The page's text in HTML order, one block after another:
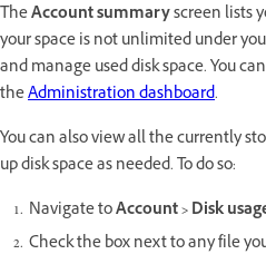
TheAccount summaryscreen lists
your space is not unlimited under
and manage used disk space. You
theAdministration dashboard.
You can also view all the currently
up disk space as needed. To do so:
Navigate toAccount > Disk
Check the box next to any file